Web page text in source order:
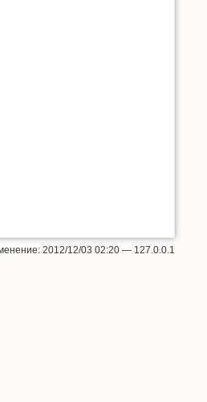
2012/12/03 02:20 — 127.0.0.1